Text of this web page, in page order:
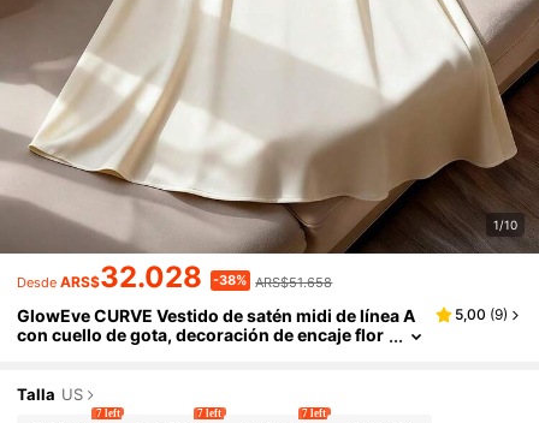
1/10
Desde ARS$32.028 -38% ARS$51.658
GlowEve CURVE Vestido de satén midi de línea A
con cuello de gota, decoración de encaje flor
ara mujeres
5,00 (9)
Talla US
7 left 7 left 7 left